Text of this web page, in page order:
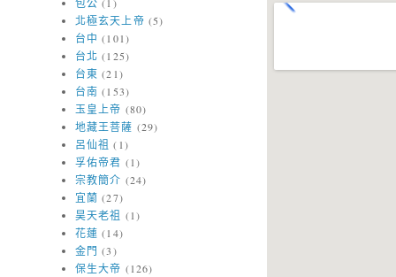
包公 (1)
北極玄天上帝 (5)
台中 (101)
台北 (125)
台東 (21)
台南 (153)
玉皇上帝 (80)
地藏王菩薩 (29)
呂仙祖 (1)
孚佑帝君 (1)
宗教簡介 (24)
宜蘭 (27)
昊天老祖 (1)
花蓮 (14)
金門 (3)
保生大帝 (126)